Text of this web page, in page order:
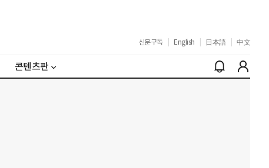
신문구독 English 日本語 中文
콘텐츠판